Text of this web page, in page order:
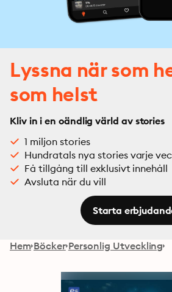
Lyssna när som
som helst
Kliv in i en oändlig värld av stories
1 miljon stories
Hundratals nya stories varje
Få tillgång till exklusivt innehåll
Avsluta när du vill
Starta
Hem Böcker Personlig Utveckling